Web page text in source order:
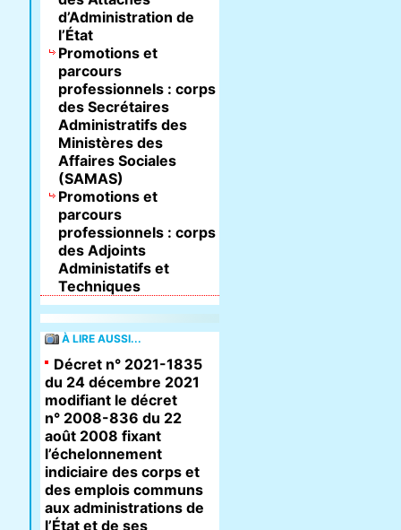
d’Administration de
l’État
Promotions et
parcours
professionnels : corps
des Secrétaires
Administratifs des
Ministères des
Affaires Sociales
(SAMAS)
Promotions et
parcours
professionnels : corps
des Adjoints
Administatifs et
Techniques
À LIRE AUSSI...
Décret n° 2021-1835
du 24 décembre 2021
modifiant le décret
n° 2008-836 du 22
août 2008 fixant
l’échelonnement
indiciaire des corps et
des emplois communs
aux administrations de
l’État et de ses